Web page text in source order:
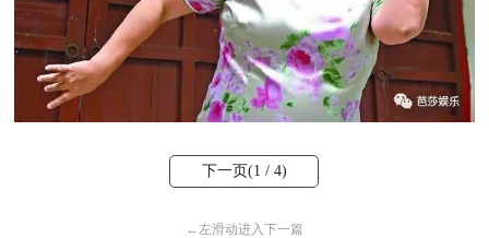
下一页(1 / 4)
← 左滑动进入下一篇